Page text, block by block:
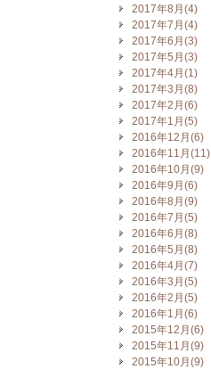
2017年8月(4)
2017年7月(4)
2017年6月(3)
2017年5月(3)
2017年4月(1)
2017年3月(8)
2017年2月(6)
2017年1月(5)
2016年12月(6)
2016年11月(11)
2016年10月(9)
2016年9月(6)
2016年8月(9)
2016年7月(5)
2016年6月(8)
2016年5月(8)
2016年4月(7)
2016年3月(5)
2016年2月(5)
2016年1月(6)
2015年12月(6)
2015年11月(9)
2015年10月(9)